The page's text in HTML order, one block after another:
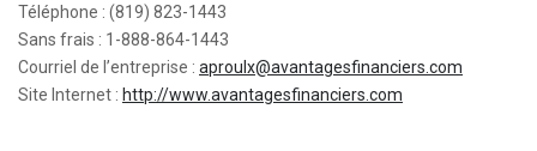
Téléphone : (819) 823-1443
Sans frais : 1-888-864-1443
Courriel de l’entreprise : aproulx@avantagesfinanciers.com
Site Internet : http://www.avantagesfinanciers.com